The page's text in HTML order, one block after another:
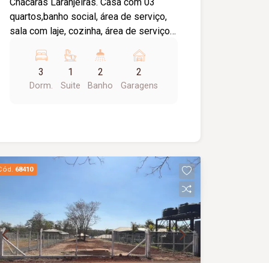
Chácaras Laranjeiras. Casa com 03
quartos,banho social, área de serviço,
sala com laje, cozinha, área de serviço,
banho social, sala, cozinha área de
serviço, cerâmica.
3
Dorm.
1
Suite
2
Banho
2
Garagens
68410